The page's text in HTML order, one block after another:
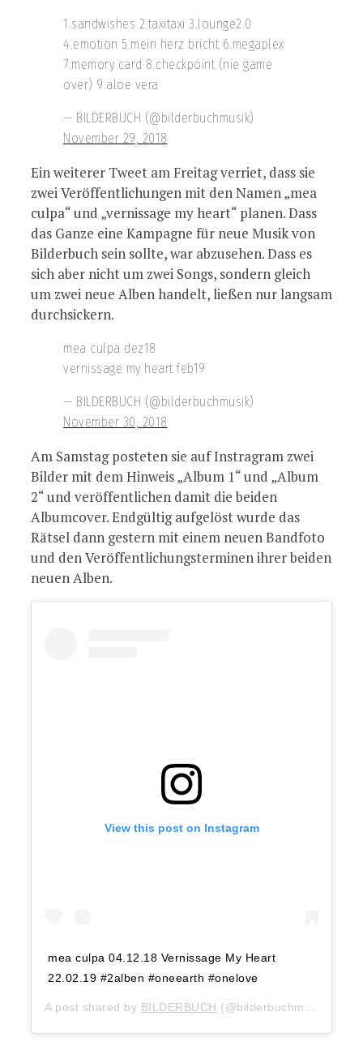
1.sandwishes 2.taxitaxi 3.lounge2.0
4.emotion 5.mein herz bricht 6.megaplex
7.memory card 8.checkpoint (nie game
over) 9.aloe vera
— BILDERBUCH (@bilderbuchmusik)
November 29, 2018
Ein weiterer Tweet am Freitag verriet, dass sie
zwei Veröffentlichungen mit den Namen „mea
culpa“ und „vernissage my heart“ planen. Dass
das Ganze eine Kampagne für neue Musik von
Bilderbuch sein sollte, war abzusehen. Dass es
sich aber nicht um zwei Songs, sondern gleich
um zwei neue Alben handelt, ließen nur langsam
durchsickern.
mea culpa dez18
vernissage my heart feb19
— BILDERBUCH (@bilderbuchmusik)
November 30, 2018
Am Samstag posteten sie auf Instragram zwei
Bilder mit dem Hinweis „Album 1“ und „Album
2“ und veröffentlichen damit die beiden
Albumcover. Endgültig aufgelöst wurde das
Rätsel dann gestern mit einem neuen Bandfoto
und den Veröffentlichungsterminen ihrer beiden
neuen Alben.
View this post on Instagram
mea culpa 04.12.18 Vernissage My Heart
22.02.19 #2alben #oneearth #onelove
A post shared by BILDERBUCH (@bilderbuchmusik) on